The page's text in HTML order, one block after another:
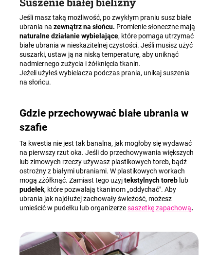
Jeśli masz taką możliwość, po zwykłym praniu susz białe
ubrania na zewnątrz na słońcu. Promienie słoneczne mają
naturalne działanie wybielające, które pomaga utrzymać
białe ubrania w nieskazitelnej czystości. Jeśli musisz użyć
suszarki, ustaw ją na niską temperaturę, aby uniknąć
nadmiernego zużycia i żółknięcia tkanin.
Jeżeli użyłeś wybielacza podczas prania, unikaj suszenia
na słońcu.
Gdzie przechowywać białe ubrania w
szafie
Ta kwestia nie jest tak banalna, jak mogłoby się wydawać
na pierwszy rzut oka. Jeśli do przechowywania większych
lub zimowych rzeczy używasz plastikowych toreb, bądź
ostrożny z białymi ubraniami. W plastikowych workach
mogą zżółknąć. Zamiast tego użyjtekstylnych toreb lub
pudełek, które pozwalają tkaninom „oddychać". Aby
ubrania jak najdłużej zachowały świeżość, możesz
umieścić w pudełku lub organizerzesaszetkę zapachową.